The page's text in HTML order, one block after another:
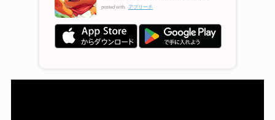
posted with アプリーチ